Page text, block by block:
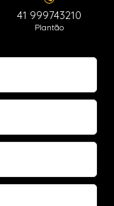
41 999743210
Plantão